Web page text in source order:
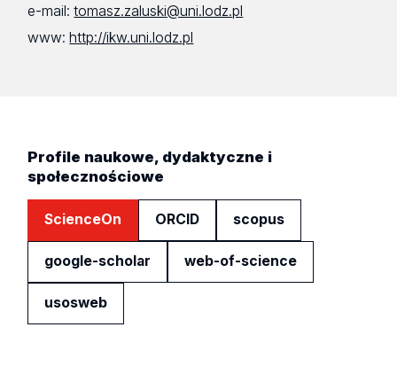
e-mail:tomasz.zaluski@uni.lodz.pl
www:http://ikw.uni.lodz.pl
Profile naukowe, dydaktyczne i
społecznościowe
ScienceOn ORCID scopus
google-scholar web-of-science
usosweb